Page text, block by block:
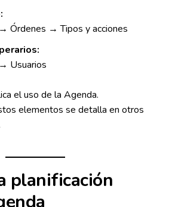
Órdenes → Tipos y acciones
Usuarios
el uso de la Agenda.
elementos se detalla en otros
planificación